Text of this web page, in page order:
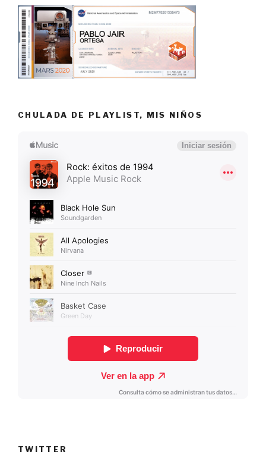
CHULADA DE PLAYLIST, MIS NIÑOS
TWITTER